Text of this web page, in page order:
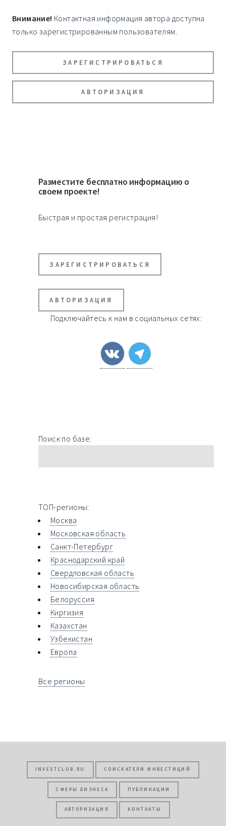
Внимание! Контактная информация автора доступна
только зарегистрированным пользователям.
ЗАРЕГИСТРИРОВАТЬСЯ
АВТОРИЗАЦИЯ
Разместите бесплатно информацию о
своем проекте!
Быстрая и простая регистрация!
ЗАРЕГИСТРИРОВАТЬСЯ
АВТОРИЗАЦИЯ
Подключайтесь к нам в социальных сетях:
Поиск по базе:
ТОП-регионы:
Москва
Московская область
Санкт-Петербург
Краснодарский край
Свердловская область
Новосибирская область
Белоруссия
Киргизия
Казахстан
Узбекистан
Европа
Все регионы
INVESTCLUB.RU СОИСКАТЕЛИ ИНВЕСТИЦИЙ
СФЕРЫ БИЗНЕСА ПУБЛИКАЦИИ
АВТОРИЗАЦИЯ КОНТАКТЫ